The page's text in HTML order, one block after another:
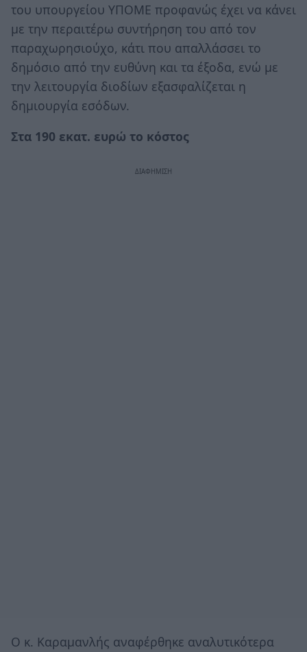
του υπουργείου ΥΠΟΜΕ προφανώς έχει να κάνει
με την περαιτέρω συντήρηση του από τον
παραχωρησιούχο, κάτι που απαλλάσσει το
δημόσιο από την ευθύνη και τα έξοδα, ενώ με
την λειτουργία διοδίων εξασφαλίζεται η
δημιουργία εσόδων.
Στα 190 εκατ. ευρώ το κόστος
Ο κ. Καραμανλής αναφέρθηκε αναλυτικότερα